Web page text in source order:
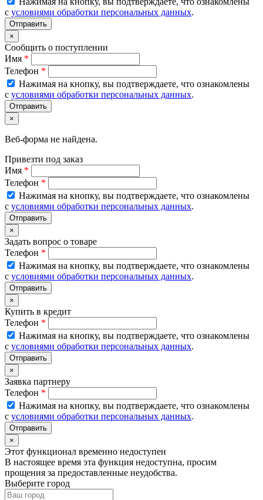
с условиями обработки персональных данных.
×
Сообщить о поступлении
Имя *
Телефон *
Нажимая на кнопку, вы подтверждаете, что ознакомлены
с условиями обработки персональных данных.
×
Веб-форма не найдена.
Привезти под заказ
Имя *
Телефон *
Нажимая на кнопку, вы подтверждаете, что ознакомлены
с условиями обработки персональных данных.
×
Задать вопрос о товаре
Телефон *
Нажимая на кнопку, вы подтверждаете, что ознакомлены
с условиями обработки персональных данных.
×
Купить в кредит
Телефон *
Нажимая на кнопку, вы подтверждаете, что ознакомлены
с условиями обработки персональных данных.
×
Заявка партнеру
Телефон *
Нажимая на кнопку, вы подтверждаете, что ознакомлены
с условиями обработки персональных данных.
×
Этот функционал временно недоступен
В настоящее время эта функция недоступна, просим
прощения за предоставленные неудобства.
Выберите город